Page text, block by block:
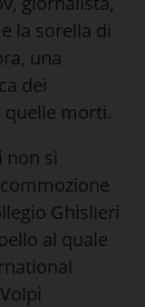
la sorella di
una
dei
quelle morti.
non si
Ghislieri
al quale